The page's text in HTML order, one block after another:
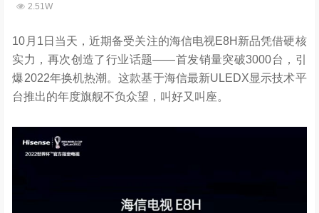
2.51W
10月1日当天，近期备受关注的海信电视E8H新品凭借硬核
实力，再次创造了行业话题——首发销量突破3000台，引
爆2022年换机热潮。这款基于海信最新ULEDX显示技术平
台推出的年度旗舰不负众望，叫好又叫座。